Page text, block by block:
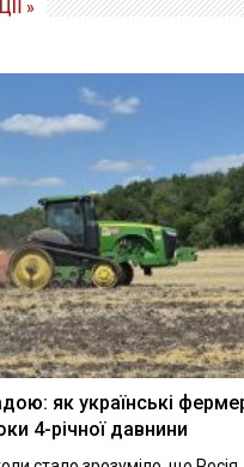
»
як українські
4-річної давнини